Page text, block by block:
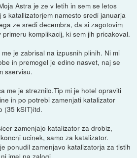
Astra je ze v letih in sem se letos
katallizatorjem namesto sredi januarja
ze sredi decembra, da si zagotovim
komplikacij, ki sem jih pricakoval.
je zabrisal na izpusnih plinih. Ni mi
in premogel je edino nasvet, naj se
sservisu.
me je streznilo.Tip mi je hotel opraviti
in po potrebi zamenjati katalizator
(35 kSIT)itd.
zamenjajo katalizator za drobiz,
ucinek, samo za katalizator.
ponudil zamenjavo katalizatorja za tistih